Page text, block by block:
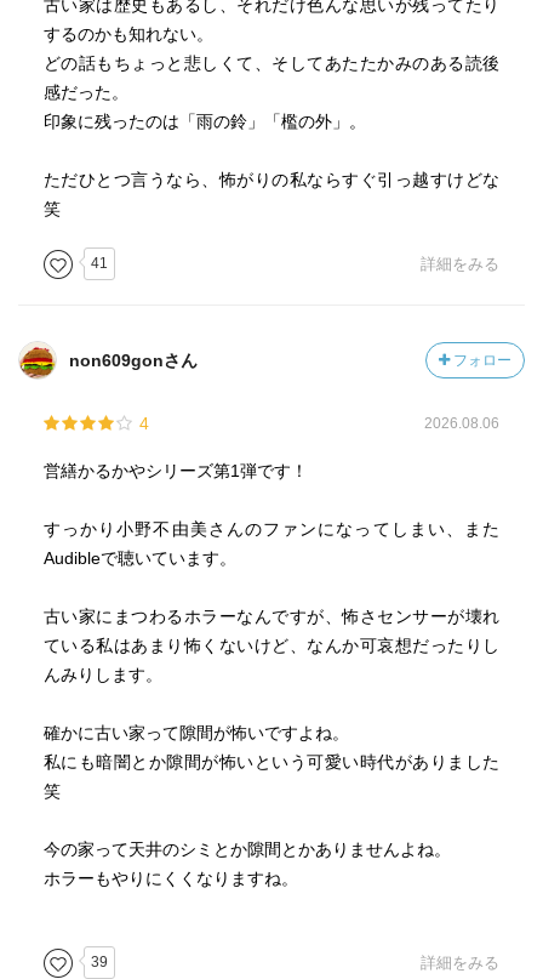
古い家は歴史もあるし、それだけ色んな思いが残ってたり
するのかも知れない。
どの話もちょっと悲しくて、そしてあたたかみのある読後
感だった。
印象に残ったのは「雨の鈴」「檻の外」。
ただひとつ言うなら、怖がりの私ならすぐ引っ越すけどな
笑
41 詳細をみる
non609gonさん フォロー
4 2026.08.06
営繕かるかやシリーズ第1弾です！
すっかり小野不由美さんのファンになってしまい、また
Audibleで聴いています。
古い家にまつわるホラーなんですが、怖さセンサーが壊れ
ている私はあまり怖くないけど、なんか可哀想だったりし
んみりします。
確かに古い家って隙間が怖いですよね。
私にも暗闇とか隙間が怖いという可愛い時代がありました
笑
今の家って天井のシミとか隙間とかありませんよね。
ホラーもやりにくくなりますね。
39 詳細をみる